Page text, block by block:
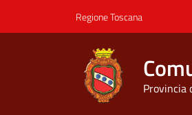
Regione Toscana
Provincia